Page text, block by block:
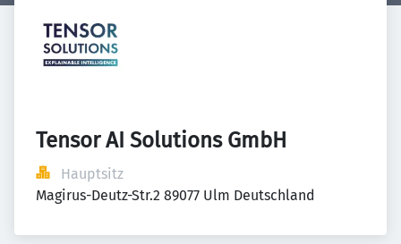
Tensor AI Solutions GmbH
Hauptsitz
Magirus-Deutz-Str.2 89077 Ulm Deutschland